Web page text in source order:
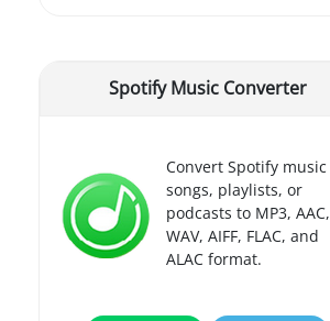
Spotify Music Converter
Convert Spotify music
songs, playlists, or
podcasts to MP3, AAC,
WAV, AIFF, FLAC, and
ALAC format.